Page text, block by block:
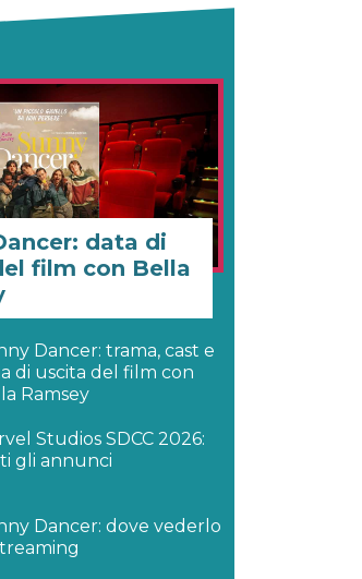
data di
film con Bella
Dancer: trama, cast e
di uscita del film con
Ramsey
Studios SDCC 2026:
gli annunci
Dancer: dove vederlo